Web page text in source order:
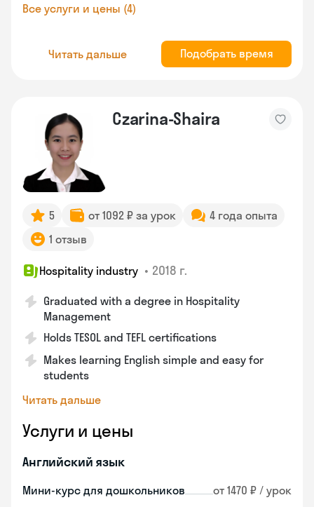
Все услуги и цены (4)
Читать дальше Подобрать время
Czarina-Shaira
5 от 1092 ₽ за урок
4 года опыта
1 отзыв
Hospitality industry • 2018 г.
Graduated with a degree in Hospitality
Management
Holds TESOL and TEFL certifications
Makes learning English simple and easy for
students
Читать дальше
Услуги и цены
Английский язык
Мини-курс для дошкольников от 1470 ₽ / урок